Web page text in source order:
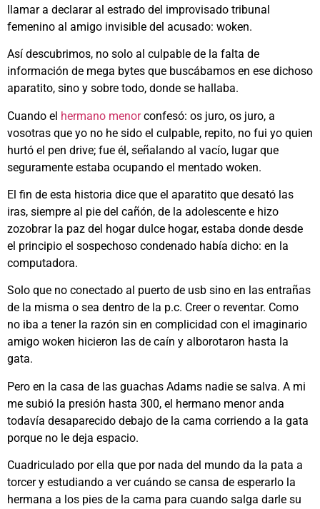
llamar a declarar al estrado del improvisado tribunal
femenino al amigo invisible del acusado: woken.
Así descubrimos, no solo al culpable de la falta de
información de mega bytes que buscábamos en ese dichoso
aparatito, sino y sobre todo, donde se hallaba.
Cuando el hermano menorconfesó: os juro, os juro, a
vosotras que yo no he sido el culpable, repito, no fui yo quien
hurtó el pen drive; fue él, señalando al vacío, lugar que
seguramente estaba ocupando el mentado woken.
El fin de esta historia dice que el aparatito que desató las
iras, siempre al pie del cañón, de la adolescente e hizo
zozobrar la paz del hogar dulce hogar, estaba donde desde
el principio el sospechoso condenado había dicho: en la
computadora.
Solo que no conectado al puerto de usb sino en las entrañas
de la misma o sea dentro de la p.c. Creer o reventar. Como
no iba a tener la razón sin en complicidad con el imaginario
amigo woken hicieron las de caín y alborotaron hasta la
gata.
Pero en la casa de las guachas Adams nadie se salva. A mi
me subió la presión hasta 300, el hermano menor anda
todavía desaparecido debajo de la cama corriendo a la gata
porque no le deja espacio.
Cuadriculado por ella que por nada del mundo da la pata a
torcer y estudiando a ver cuándo se cansa de esperarlo la
hermana a los pies de la cama para cuando salga darle su